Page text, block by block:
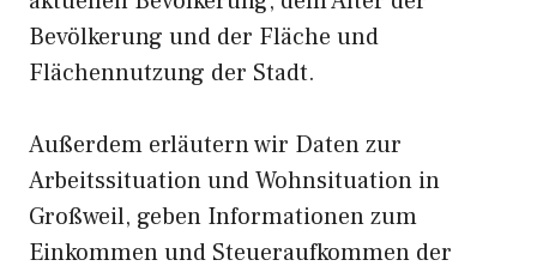
Bevölkerung und der Fläche und
Flächennutzung der Stadt.
Außerdem erläutern wir Daten zur
Arbeitssituation und Wohnsituation in
Großweil, geben Informationen zum
Einkommen und Steueraufkommen der